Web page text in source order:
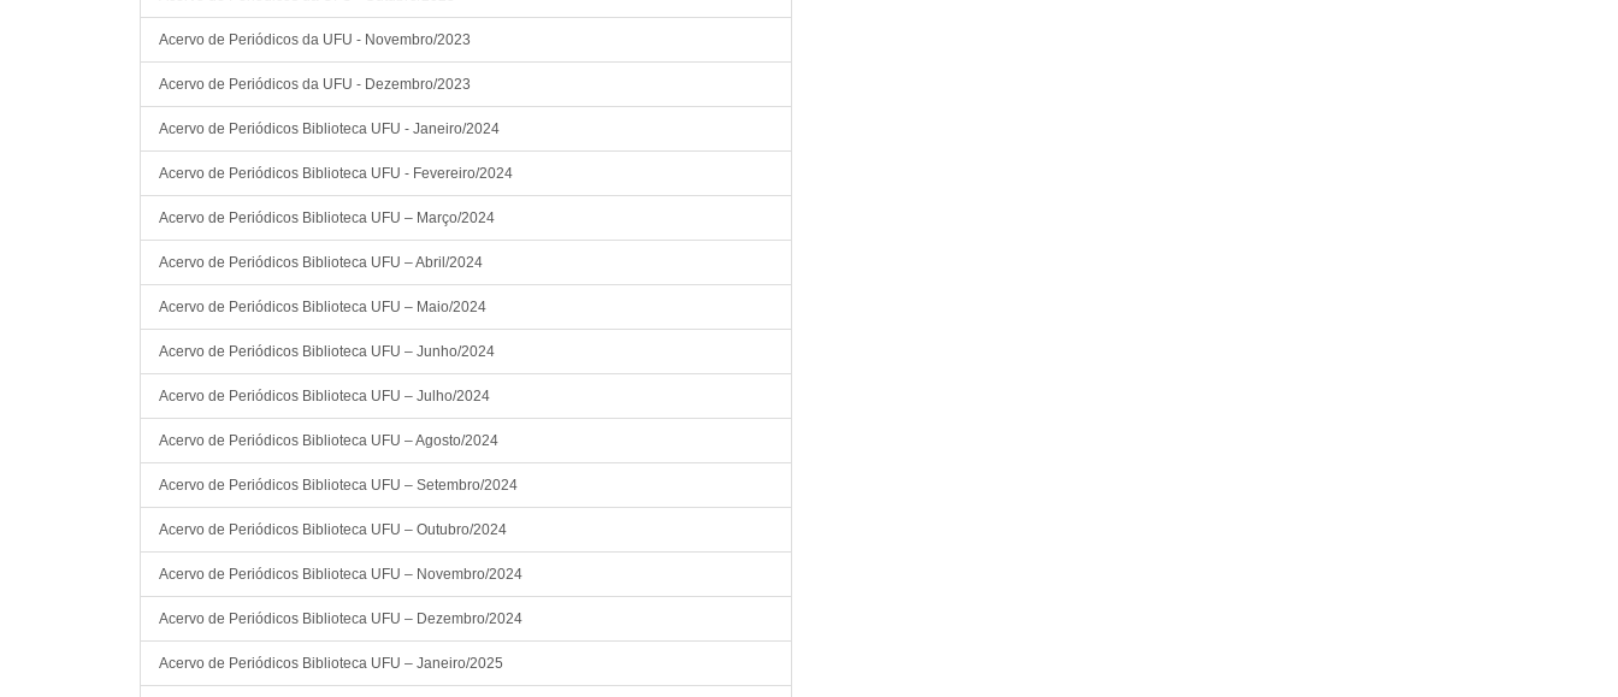
Acervo de Periódicos da UFU - Novembro/2023
Acervo de Periódicos da UFU - Dezembro/2023
Acervo de Periódicos Biblioteca UFU - Janeiro/2024
Acervo de Periódicos Biblioteca UFU - Fevereiro/2024
Acervo de Periódicos Biblioteca UFU – Março/2024
Acervo de Periódicos Biblioteca UFU – Abril/2024
Acervo de Periódicos Biblioteca UFU – Maio/2024
Acervo de Periódicos Biblioteca UFU – Junho/2024
Acervo de Periódicos Biblioteca UFU – Julho/2024
Acervo de Periódicos Biblioteca UFU – Agosto/2024
Acervo de Periódicos Biblioteca UFU – Setembro/2024
Acervo de Periódicos Biblioteca UFU – Outubro/2024
Acervo de Periódicos Biblioteca UFU – Novembro/2024
Acervo de Periódicos Biblioteca UFU – Dezembro/2024
Acervo de Periódicos Biblioteca UFU – Janeiro/2025